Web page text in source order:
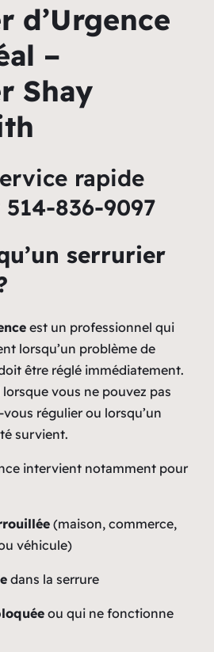
d’Urgence
–
Shay
rapide
836-9097
serrurier
est un professionnel qui
lorsqu’un problème de
être réglé immédiatement.
vous ne pouvez pas
régulier ou lorsqu’un
survient.
intervient notamment pour
(maison, commerce,
véhicule)
dans la serrure
ou qui ne fonctionne